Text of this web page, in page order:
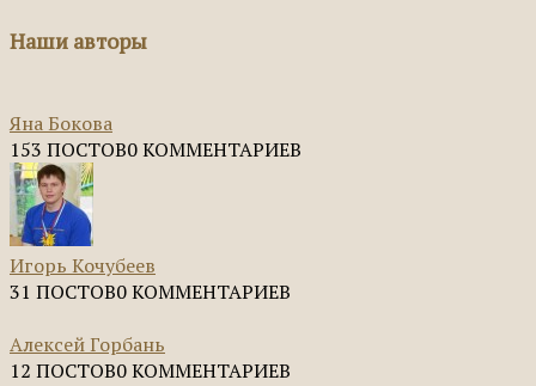
Наши авторы
Яна Бокова
153 ПОСТОВ0 КОММЕНТАРИЕВ
Игорь Кочубеев
31 ПОСТОВ0 КОММЕНТАРИЕВ
Алексей Горбань
12 ПОСТОВ0 КОММЕНТАРИЕВ